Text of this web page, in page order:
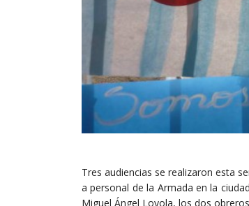
Tres audiencias se realizaron esta
a personal de la Armada en la
Miguel Ángel Loyola, los dos